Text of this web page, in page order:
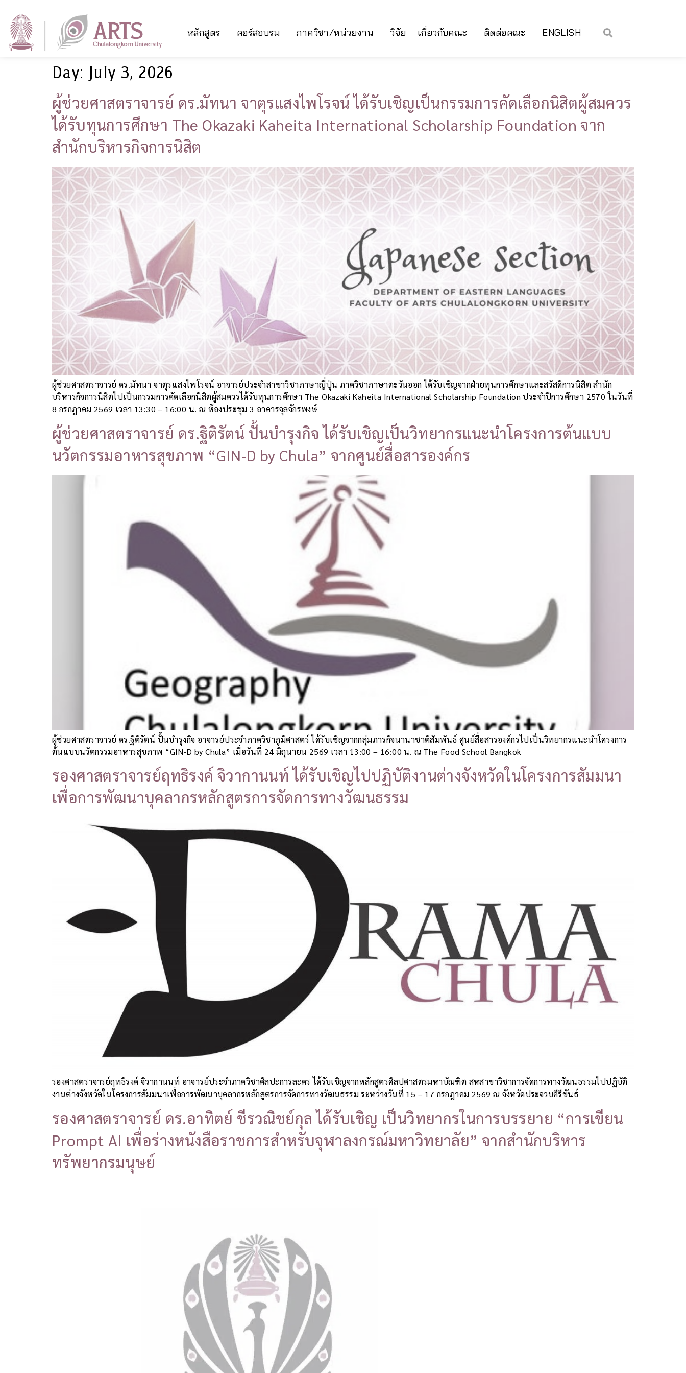
หลักสูตร คอร์สอบรม ภาควิชา/หน่วยงาน วิจัย เกี่ยวกับคณะ ติดต่อคณะ ENGLISH
Day: July 3, 2026
ผู้ช่วยศาสตราจารย์ ดร.มัทนา จาตุรแสงไพโรจน์ ได้รับเชิญเป็นกรรมการคัดเลือกนิสิตผู้สมควร
ได้รับทุนการศึกษา The Okazaki Kaheita International Scholarship Foundation จาก
สำนักบริหารกิจการนิสิต
ผู้ช่วยศาสตราจารย์ ดร.มัทนา จาตุรแสงไพโรจน์ อาจารย์ประจำสาขาวิชาภาษาญี่ปุ่น ภาควิชาภาษาตะวันออก ได้รับเชิญจากฝ่ายทุนการศึกษาและสวัสดิการนิสิต สำนัก
บริหารกิจการนิสิตไปเป็นกรรมการคัดเลือกนิสิตผู้สมควรได้รับทุนการศึกษา The Okazaki Kaheita International Scholarship Foundation ประจำปีการศึกษา 2570 ในวันที่
8 กรกฎาคม 2569 เวลา 13:30 – 16:00 น. ณ ห้องประชุม 3 อาคารจุลจักรพงษ์
ผู้ช่วยศาสตราจารย์ ดร.ฐิติรัตน์ ปั้นบำรุงกิจ ได้รับเชิญเป็นวิทยากรแนะนำโครงการต้นแบบ
นวัตกรรมอาหารสุขภาพ “GIN-D by Chula” จากศูนย์สื่อสารองค์กร
ผู้ช่วยศาสตราจารย์ ดร.ฐิติรัตน์ ปั้นบำรุงกิจ อาจารย์ประจำภาควิชาภูมิศาสตร์ ได้รับเชิญจากกลุ่มภารกิจนานาชาติสัมพันธ์ ศูนย์สื่อสารองค์กรไปเป็นวิทยากรแนะนำโครงการ
ต้นแบบนวัตกรรมอาหารสุขภาพ “GIN-D by Chula” เมื่อวันที่ 24 มิถุนายน 2569 เวลา 13:00 – 16:00 น. ณ The Food School Bangkok
รองศาสตราจารย์ฤทธิรงค์ จิวากานนท์ ได้รับเชิญไปปฏิบัติงานต่างจังหวัดในโครงการสัมมนา
เพื่อการพัฒนาบุคลากรหลักสูตรการจัดการทางวัฒนธรรม
รองศาสตราจารย์ฤทธิรงค์ จิวากานนท์ อาจารย์ประจำภาควิชาศิลปะการละคร ได้รับเชิญจากหลักสูตรศิลปศาสตรมหาบัณฑิต สหสาขาวิชาการจัดการทางวัฒนธรรมไปปฏิบัติ
งานต่างจังหวัดในโครงการสัมมนาเพื่อการพัฒนาบุคลากรหลักสูตรการจัดการทางวัฒนธรรม ระหว่างวันที่ 15 – 17 กรกฎาคม 2569 ณ จังหวัดประจวบคีรีขันธ์
รองศาสตราจารย์ ดร.อาทิตย์ ชีรวณิชย์กุล ได้รับเชิญ เป็นวิทยากรในการบรรยาย “การเขียน
Prompt AI เพื่อร่างหนังสือราชการสำหรับจุฬาลงกรณ์มหาวิทยาลัย” จากสำนักบริหาร
ทรัพยากรมนุษย์